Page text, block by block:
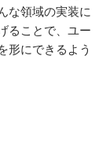
な領域の実装に
ることで、ユー
形にできるよう